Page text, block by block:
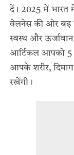
दें। 2025 में भारत
वेलनेस की ओर बढ़
स्वस्थ और
आर्टिकल आपको 5
आपके शरीर,
रखेंगी।